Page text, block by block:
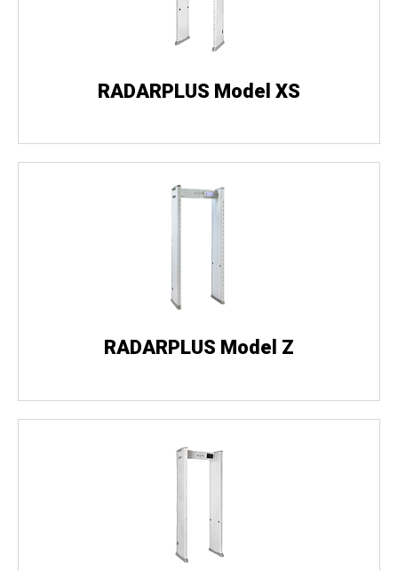
RADARPLUS Model XS
RADARPLUS Model Z